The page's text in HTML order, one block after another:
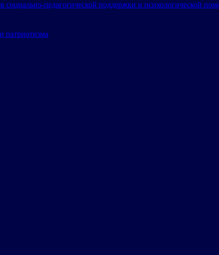
педагогической поддержки и психологической
патриотизма